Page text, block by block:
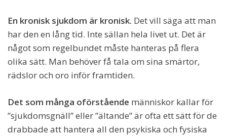
En kronisk sjukdom är kronisk. Det vill säga att man
har den en lång tid. Inte sällan hela livet ut. Det är
något som regelbundet måste hanteras på flera
olika sätt. Man behöver få tala om sina smärtor,
rädslor och oro inför framtiden.
Det som många oförstående människor kallar för
”sjukdomsgnäll” eller ”ältande” är ofta ett sätt för de
drabbade att hantera all den psykiska och fysiska